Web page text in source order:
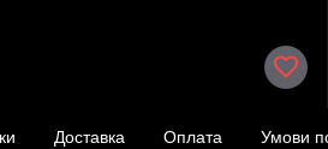
Доставка Оплата Умови